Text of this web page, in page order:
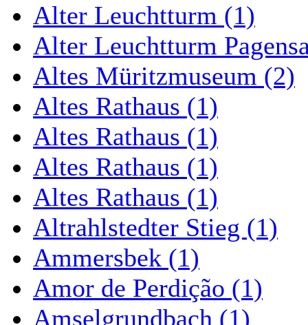
Alter Leuchtturm (1)
Alter Leuchtturm
Altes Müritzmuseum (2)
Altes Rathaus (1)
Altes Rathaus (1)
Altes Rathaus (1)
Altes Rathaus (1)
Altrahlstedter Stieg (1)
Ammersbek (1)
Amor de Perdição (1)
Amselgrundbach (1)